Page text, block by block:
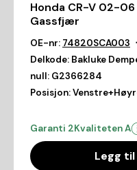
Honda CR-V 02-
Gassfjær
OE-nr: 74820SCA003
Delkode: Bakluke
null: G2366284
Posisjon:
Garanti 2Kvaliteten A
Legg